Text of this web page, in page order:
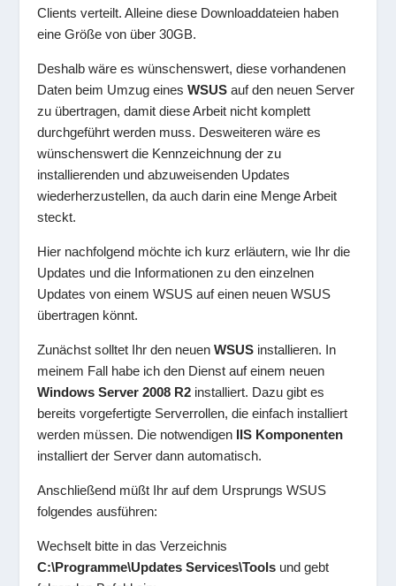
Clients verteilt. Alleine diese Downloaddateien haben
eine Größe von über 30GB.
Deshalb wäre es wünschenswert, diese vorhandenen
Daten beim Umzug einesWSUSauf den neuen Server
zu übertragen, damit diese Arbeit nicht komplett
durchgeführt werden muss. Desweiteren wäre es
wünschenswert die Kennzeichnung der zu
installierenden und abzuweisenden Updates
wiederherzustellen, da auch darin eine Menge Arbeit
steckt.
Hier nachfolgend möchte ich kurz erläutern, wie Ihr die
Updates und die Informationen zu den einzelnen
Updates von einem WSUS auf einen neuen WSUS
übertragen könnt.
Zunächst solltet Ihr den neuenWSUS installieren. In
meinem Fall habe ich den Dienst auf einem neuen
Windows Server 2008 R2 installiert. Dazu gibt es
bereits vorgefertigte Serverrollen, die einfach installiert
werden müssen. Die notwendigen IIS Komponenten
installiert der Server dann automatisch.
Anschließend müßt Ihr auf dem Ursprungs WSUS
folgendes ausführen:
Wechselt bitte in das Verzeichnis
C:\Programme\Updates Services\Tools und gebt